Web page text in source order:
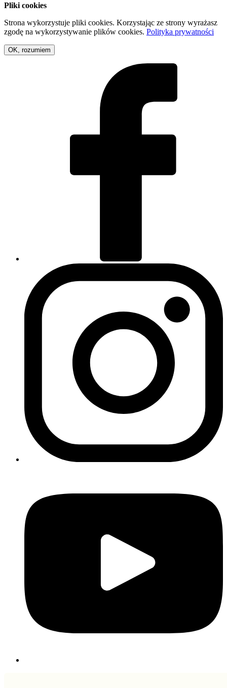
Pliki cookies
Strona wykorzystuje pliki cookies. Korzystając ze strony wyrażasz
zgodę na wykorzystywanie plików cookies. Polityka prywatności
OK, rozumiem